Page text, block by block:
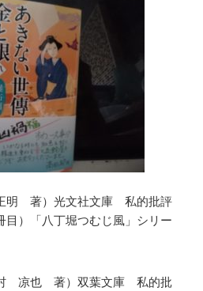
明 著）光文社文庫 私的批評
）「八丁堀つむじ風」シリー
凉也 著）双葉文庫 私的批